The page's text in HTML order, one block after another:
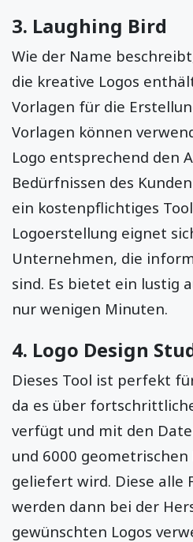
3. Laughing Bird
Wie der Name
die kreative Logos
Vorlagen für die
Vorlagen können
Logo entsprechend den
Bedürfnissen des
ein kostenpflichtiges
Logoerstellung eignet
Unternehmen, die
sind. Es bietet ein lustig
nur wenigen Minuten.
4. Logo Design
Dieses Tool ist perfekt
da es über
verfügt und mit den
und 6000
geliefert wird. Diese alle
werden dann bei der
gewünschten Logos